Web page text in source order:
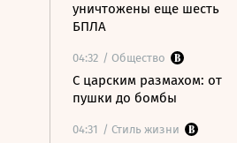
уничтожены еще шесть
БПЛА
04:32 / Общество
С царским размахом: от
пушки до бомбы
04:31 / Стиль жизни